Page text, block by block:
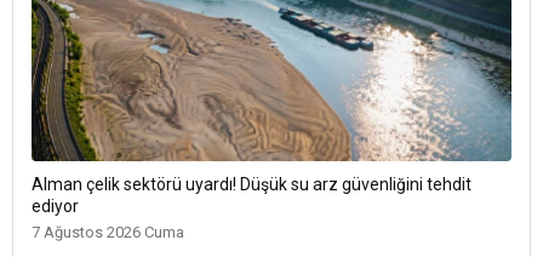
Alman çelik sektörü uyardı! Düşük su arz güvenliğini tehdit
ediyor
7 Ağustos 2026 Cuma